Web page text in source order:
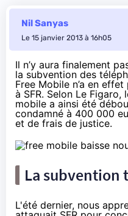
Nil Sanyas
Le 15 janvier 2013 à 16h05
Il n’y aura finalement
la subvention des
Free Mobile n’a en
à SFR. Selon Le Figaro,
mobile a ainsi été
condamné à 400 000
et de frais de justice.
La subvention
L'été dernier, nous